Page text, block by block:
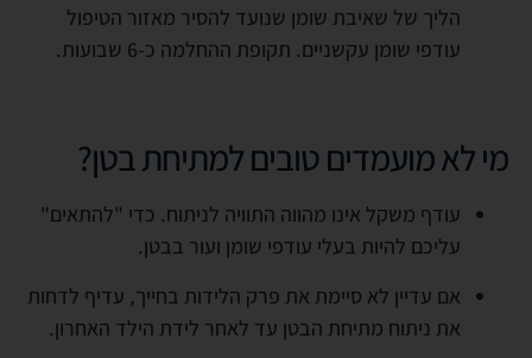
הליך של שאיבת שומן שנועד להסיר מאזור הטיפול
עודפי שומן עקשניים. תקופת ההחלמה כ-6 שבועות.
מי לא מועמדים טובים למתיחת בטן?
עודף משקל אינו מהווה התוויה לניתוח. כדי "להתאים"
עליכם להיות בעלי עודפי שומן ועור בבטן.
אם עדיין לא סיימת את פרק הלידות בחייך, עדיף לדחות
את ניתוח מתיחת הבטן עד לאחר לידת הילד האחרון.